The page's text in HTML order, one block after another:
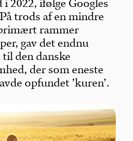
2022, ifølge Googles
trods af en mindre
rammer
gav det endnu
den danske
der som eneste
opfundet ’kuren’.